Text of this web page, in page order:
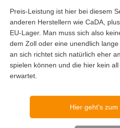
Preis-Leistung ist hier bei diesem
anderen Herstellern wie CaDA,
EU-Lager. Man muss sich also
dem Zoll oder eine unendlich
an sich richtet sich natürlich eher
spielen können und die hier kein
erwartet.
Hier geht's zum